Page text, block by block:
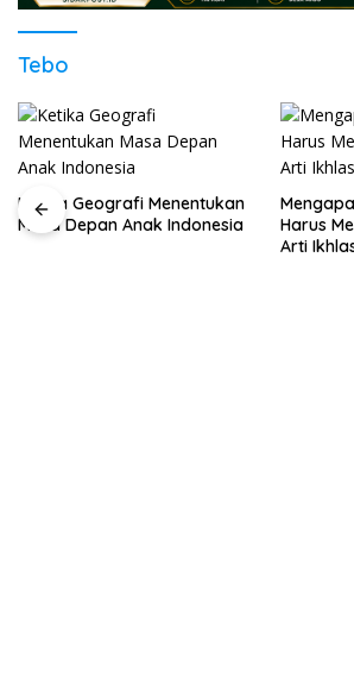
Tebo
Ketika Geografi Menentukan
Masa Depan Anak Indonesia
Harus
Arti